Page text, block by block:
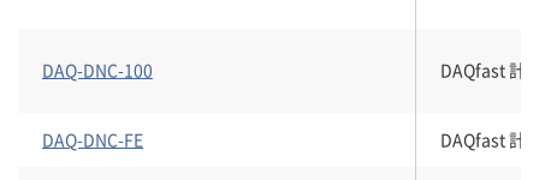
DAQ-DNC-100 DAQfast 計
DAQ-DNC-FE DAQfast 計